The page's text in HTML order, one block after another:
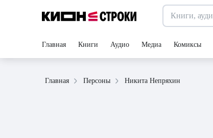
Главная Книги Аудио Медиа Комиксы
Главная Персоны Никита Непряхин